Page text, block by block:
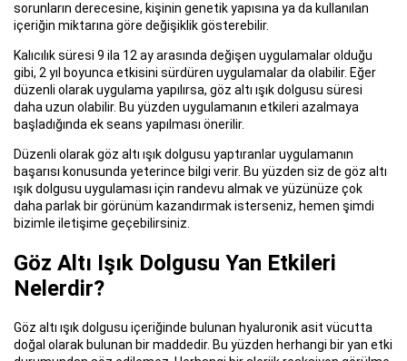
sorunların derecesine, kişinin genetik yapısına ya da kullanılan
içeriğin miktarına göre değişiklik gösterebilir.
Kalıcılık süresi 9 ila 12 ay arasında değişen uygulamalar olduğu
gibi, 2 yıl boyunca etkisini sürdüren uygulamalar da olabilir. Eğer
düzenli olarak uygulama yapılırsa, göz altı ışık dolgusu süresi
daha uzun olabilir. Bu yüzden uygulamanın etkileri azalmaya
başladığında ek seans yapılması önerilir.
Düzenli olarak göz altı ışık dolgusu yaptıranlar uygulamanın
başarısı konusunda yeterince bilgi verir. Bu yüzden siz de göz altı
ışık dolgusu uygulaması için randevu almak ve yüzünüze çok
daha parlak bir görünüm kazandırmak isterseniz, hemen şimdi
bizimle iletişime geçebilirsiniz.
Göz Altı Işık Dolgusu Yan Etkileri
Nelerdir?
Göz altı ışık dolgusu içeriğinde bulunan hyaluronik asit vücutta
doğal olarak bulunan bir maddedir. Bu yüzden herhangi bir yan etki